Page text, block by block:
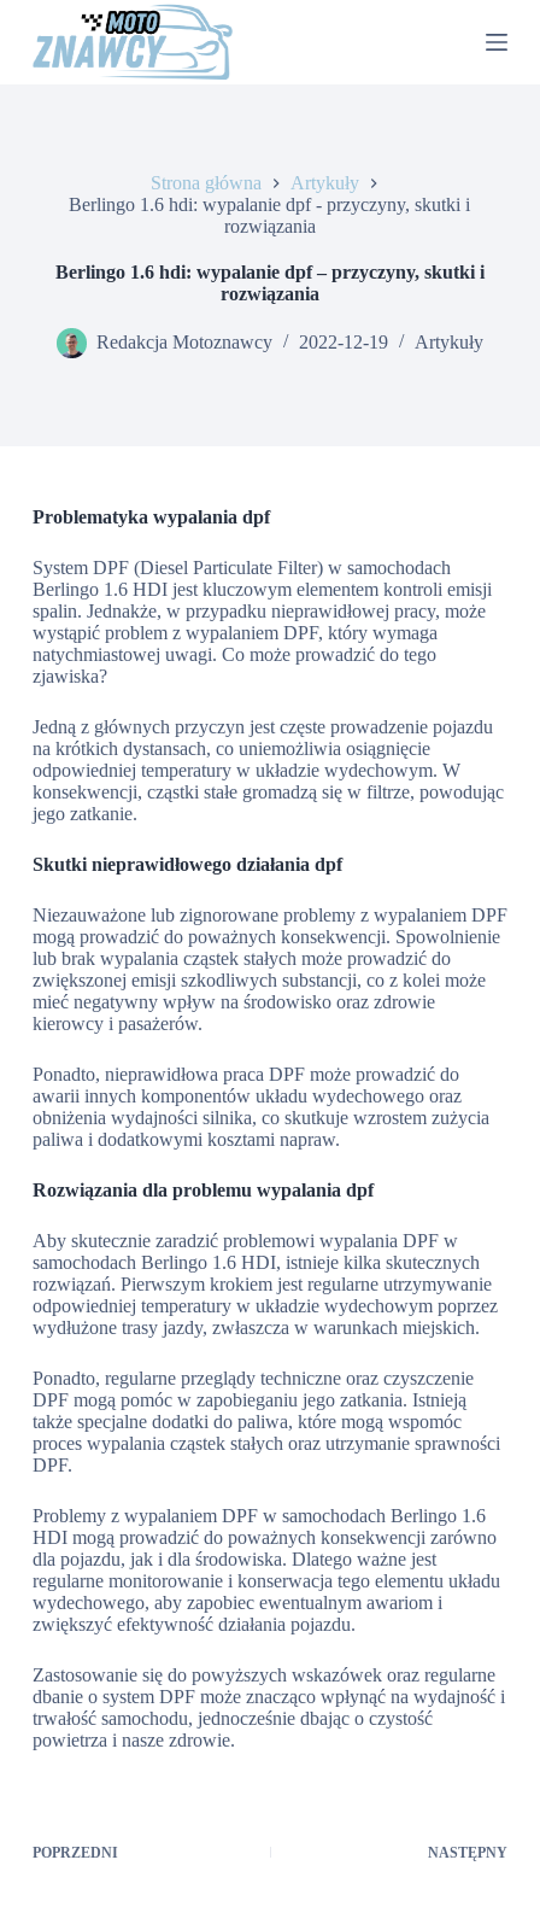
Strona główna
Artykuły
Berlingo 1.6 hdi: wypalanie dpf - przyczyny, skutki i
rozwiązania
Berlingo 1.6 hdi: wypalanie dpf – przyczyny, skutki i
rozwiązania
Redakcja Motoznawcy 2022-12-19 Artykuły
Problematyka wypalania dpf
System DPF (Diesel Particulate Filter) w samochodach
Berlingo 1.6 HDI jest kluczowym elementem kontroli emisji
spalin. Jednakże, w przypadku nieprawidłowej pracy, może
wystąpić problem z wypalaniem DPF, który wymaga
natychmiastowej uwagi. Co może prowadzić do tego
zjawiska?
Jedną z głównych przyczyn jest częste prowadzenie pojazdu
na krótkich dystansach, co uniemożliwia osiągnięcie
odpowiedniej temperatury w układzie wydechowym. W
konsekwencji, cząstki stałe gromadzą się w filtrze, powodując
jego zatkanie.
Skutki nieprawidłowego działania dpf
Niezauważone lub zignorowane problemy z wypalaniem DPF
mogą prowadzić do poważnych konsekwencji. Spowolnienie
lub brak wypalania cząstek stałych może prowadzić do
zwiększonej emisji szkodliwych substancji, co z kolei może
mieć negatywny wpływ na środowisko oraz zdrowie
kierowcy i pasażerów.
Ponadto, nieprawidłowa praca DPF może prowadzić do
awarii innych komponentów układu wydechowego oraz
obniżenia wydajności silnika, co skutkuje wzrostem zużycia
paliwa i dodatkowymi kosztami napraw.
Rozwiązania dla problemu wypalania dpf
Aby skutecznie zaradzić problemowi wypalania DPF w
samochodach Berlingo 1.6 HDI, istnieje kilka skutecznych
rozwiązań. Pierwszym krokiem jest regularne utrzymywanie
odpowiedniej temperatury w układzie wydechowym poprzez
wydłużone trasy jazdy, zwłaszcza w warunkach miejskich.
Ponadto, regularne przeglądy techniczne oraz czyszczenie
DPF mogą pomóc w zapobieganiu jego zatkania. Istnieją
także specjalne dodatki do paliwa, które mogą wspomóc
proces wypalania cząstek stałych oraz utrzymanie sprawności
DPF.
Problemy z wypalaniem DPF w samochodach Berlingo 1.6
HDI mogą prowadzić do poważnych konsekwencji zarówno
dla pojazdu, jak i dla środowiska. Dlatego ważne jest
regularne monitorowanie i konserwacja tego elementu układu
wydechowego, aby zapobiec ewentualnym awariom i
zwiększyć efektywność działania pojazdu.
Zastosowanie się do powyższych wskazówek oraz regularne
dbanie o system DPF może znacząco wpłynąć na wydajność i
trwałość samochodu, jednocześnie dbając o czystość
powietrza i nasze zdrowie.
POPRZEDNI NASTĘPNY